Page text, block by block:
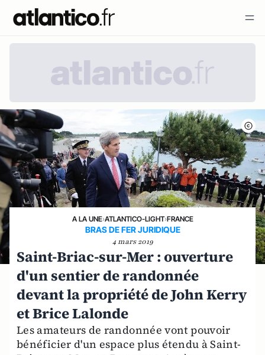
A LA UNE›ATLANTICO-LIGHT›FRANCE
BRAS DE FER JURIDIQUE
4 mars 2019
Saint-Briac-sur-Mer : ouverture
d'un sentier de randonnée
devant la propriété de John Kerry
et Brice Lalonde
Les amateurs de randonnée vont pouvoir
bénéficier d'un espace plus étendu à Saint-